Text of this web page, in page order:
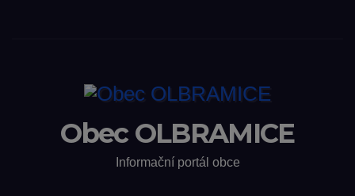
Obec OLBRAMICE
Informační portál obce